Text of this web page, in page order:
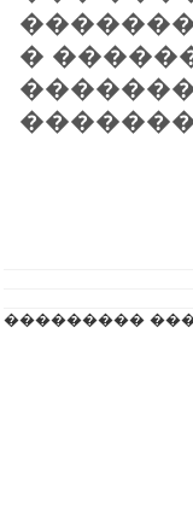
�
���������